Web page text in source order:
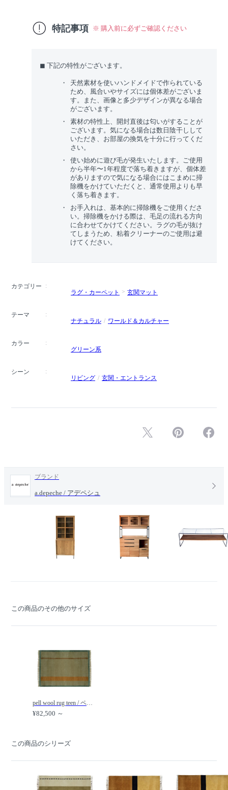
特記事項 ※ 購入前に必ずご確認ください
◼︎ 下記の特性がございます。
天然素材を使いハンドメイドで作られている
ため、風合いやサイズには個体差がございま
す。また、画像と多少デザインが異なる場合
がございます。
素材の特性上、開封直後は匂いがすることが
ございます。気になる場合は数日陰干しして
いただき、お部屋の換気を十分に行ってくだ
さい。
使い始めに遊び毛が発生いたします。ご使用
から半年〜1年程度で落ち着きますが、個体差
がありますので気になる場合にはこまめに掃
除機をかけていただくと、通常使用よりも早
く落ち着きます。
お手入れは、基本的に掃除機をご使用くださ
い。掃除機をかける際は、毛足の流れる方向
に合わせてかけてください。ラグの毛が抜け
てしまうため、粘着クリーナーのご使用は避
けてください。
カテゴリー
ラグ・カーペット
玄関マット
テーマ
ナチュラル
ワールド＆カルチャー
カラー
グリーン系
シーン
リビング
玄関・エントランス
ブランド
a.depeche / アデペシュ
この商品のその他のサイズ
¥82,500 ～
この商品のシリーズ